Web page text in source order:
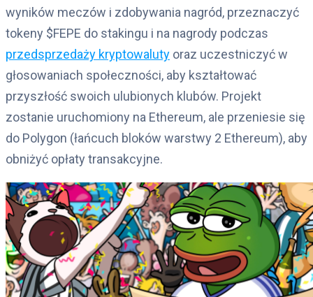
wyników meczów i zdobywania nagród, przeznaczyć
tokeny $FEPE do stakingu i na nagrody podczas
przedsprzedaży kryptowaluty oraz uczestniczyć w
głosowaniach społeczności, aby kształtować
przyszłość swoich ulubionych klubów. Projekt
zostanie uruchomiony na Ethereum, ale przeniesie się
do Polygon (łańcuch bloków warstwy 2 Ethereum), aby
obniżyć opłaty transakcyjne.